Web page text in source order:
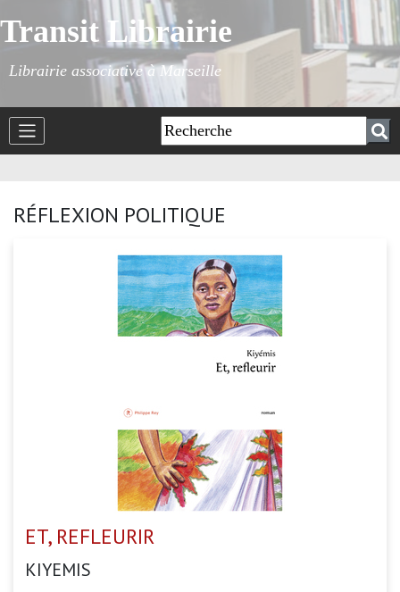
Transit Librairie
Librairie associative à Marseille
RÉFLEXION POLITIQUE
ET, REFLEURIR
KIYEMIS